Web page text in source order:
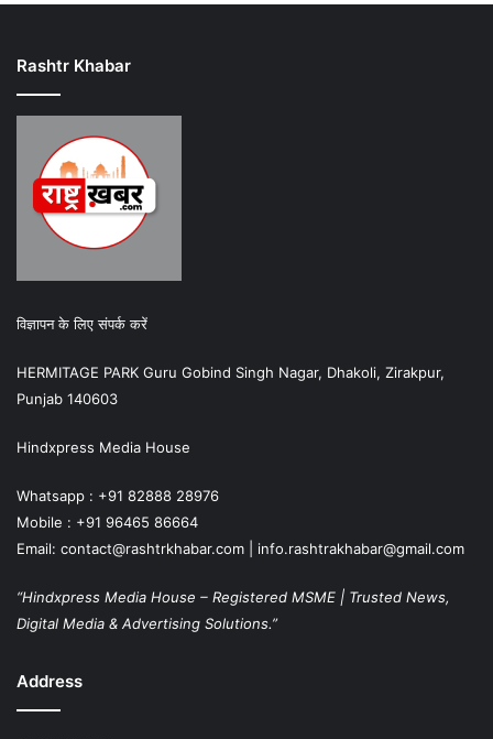
Rashtr Khabar
विज्ञापन के लिए संपर्क करें
HERMITAGE PARK Guru Gobind Singh Nagar, Dhakoli, Zirakpur,
Punjab 140603
Hindxpress Media House
Whatsapp : +91 82888 28976
Mobile : +91 96465 86664
Email: contact@rashtrkhabar.com | info.rashtrakhabar@gmail.com
“Hindxpress Media House – Registered MSME | Trusted News,
Digital Media & Advertising Solutions.”
Address